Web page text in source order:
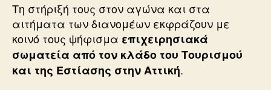
Τη στήριξή τους στον αγώνα και στα
αιτήματα των διανομέων εκφράζουν με
κοινό τους ψήφισμα επιχειρησιακά
σωματεία από τον κλάδο του Τουρισμού
και της Εστίασης στην Αττική.